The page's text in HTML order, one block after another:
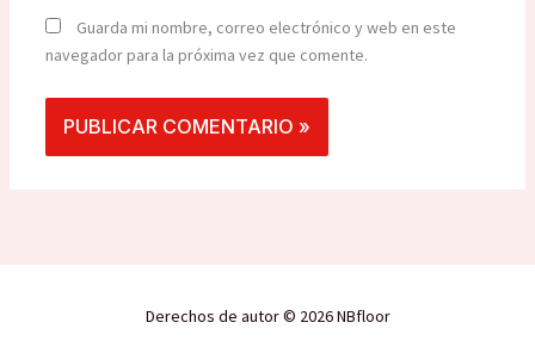
Guarda mi nombre, correo electrónico y web en este
navegador para la próxima vez que comente.
Derechos de autor © 2026 NBfloor